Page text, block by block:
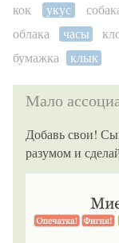
кок
укус
облака
часы
бумажка
клык
Мало
Добавь свои!
разумом и